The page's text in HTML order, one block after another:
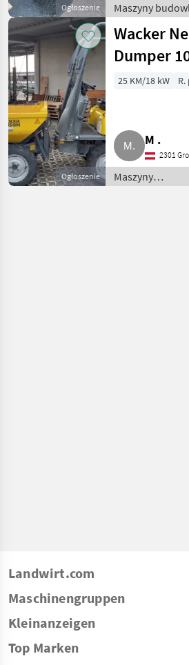
Ogłoszenie
Maszyny
Koparka -
Ogłoszenie
Wacker
Dumper
25 KM/18 kW
M .
2301
Maszyny
budowlane /
Landwirt.com
Maschinengruppen
Kleinanzeigen
Top Marken